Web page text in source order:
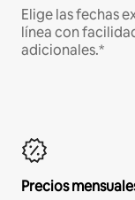
Elige las fechas
línea con
adicionales.*
Precios